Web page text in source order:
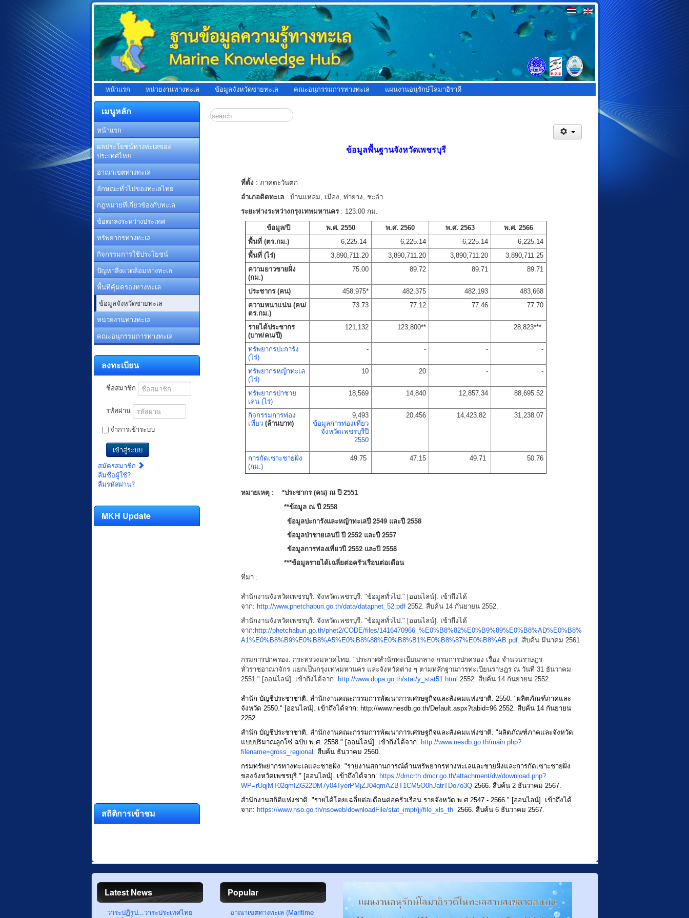
หน้าแรก หน่วยงานทางทะเล ข้อมูลจังหวัดชายทะเล คณะอนุกรรมการทางทะเล แผนงานอนุรักษ์โลมาอิรวดี
เมนูหลัก
หน้าแรก
ผลประโยชน์ทางทะเลของ
ประเทศไทย
อาณาเขตทางทะเล
ลักษณะทั่วไปของทะเลไทย
กฎหมายที่เกี่ยวข้องกับทะเล
ข้อตกลงระหว่างประเทศ
ทรัพยากรทางทะเล
กิจกรรมการใช้ประโยชน์
ปัญหาสิ่งแวดล้อมทางทะเล
พื้นที่คุ้มครองทางทะเล
ข้อมูลจังหวัดชายทะเล
หน่วยงานทางทะเล
คณะอนุกรรมการทางทะเล
ลงทะเบียน
ชื่อสมาชิก
รหัสผ่าน
จำการเข้าระบบ
เข้าสู่ระบบ
สมัครสมาชิก
ลืมชื่อผู้ใช้?
ลืมรหัสผ่าน?
MKH Update
สถิติการเข้าชม
ข้อมูลพื้นฐานจังหวัดเพชรบุรี
ที่ตั้ง : ภาคตะวันตก
อำเภอติดทะเล: บ้านแหลม, เมือง, ท่ายาง, ชะอำ
ระยะห่างระหว่างกรุงเทพมหานคร: 123.00 กม.
ข้อมูล/ปี พ.ศ. 2550 พ.ศ. 2560 พ.ศ. 2563
พ.ศ. 2566
พื้นที่ (ตร.กม.)
6,225.14 6,225.14 6,225.14
6,225.14
พื้นที่ (ไร่)
3,890,711.20 3,890,711.20 3,890,711.20
3,890,711.25
ความยาวชายฝั่ง
(กม.)
75.00 89.72 89.71 89.71
ประชากร (คน) 458,975* 482,375 482,193
483,668
ความหนาแน่น (คน/
ตร.กม.)
73.73 77.12 77.46 77.70
รายได้ประชากร
(บาท/คน/ปี)
121,132 123,800** 28,823***
ทรัพยากรปะการัง
(ไร่)
- - - -
ทรัพยากรหญ้าทะเล
(ไร่)
10 20 - -
ทรัพยากรป่าชาย
เลน (ไร่)
18,569 14,840 12,857.34 88,695.52
กิจกรรมการท่อง
เที่ยว (ล้านบาท)
9,493
ข้อมูลการท่องเที่ยว
จังหวัดเพชรบุรีปี
2550
20,456 14,423.82 31,238.07
การกัดเซาะชายฝั่ง
(กม.)
49.75 47.15 49.71 50.76
หมายเหตุ : *ประชากร (คน) ณ ปี 2551
**ข้อมูล ณ ปี 2558
ข้อมูลปะการังและหญ้าทะเลปี 2549 และปี 2558
ข้อมูลป่าชายเลนปี ปี 2552 และปี 2557
ข้อมูลการท่องเที่ยวปี 2552 และปี 2558
***ข้อมูลรายได้เฉลี่ยต่อครัวเรือนต่อเดือน
ที่มา :
สำนักงานจังหวัดเพชรบุรี. จังหวัดเพชรบุรี. "ข้อมูลทั่วไป." [ออนไลน์]. เข้าถึงได้
จาก: http://www.phetchaburi.go.th/data/dataphet_52.pdf2552. สืบค้น 14 กันยายน 2552.
สำนักงานจังหวัดเพชรบุรี. จังหวัดเพชรบุรี. "ข้อมูลทั่วไป." [ออนไลน์]. เข้าถึงได้
จาก: http://phetchaburi.go.th/phet2/CODE/files/1416470966_%E0%B8%82%E0%B9%89%E0%B8%AD%E0%B8%
A1%E0%B8%B9%E0%B8%A5%E0%B8%88%E0%B8%B1%E0%B8%87%E0%B8%AB.pdf. สืบค้น มีนาคม 2561
กรมการปกครอง. กระทรวงมหาดไทย. "ประกาศสำนักทะเบียนกลาง กรมการปกครอง เรื่อง จำนวนราษฎร
ทั่วราชอาณาจักร แยกเป็นกรุงเทพมหานคร และจังหวัดต่าง ๆ ตามหลักฐานการทะเบียนราษฎร ณ วันที่ 31 ธันวาคม
2551." [ออนไลน์]. เข้าถึงได้จาก: http://www.dopa.go.th/stat/y_stat51.html 2552. สืบค้น 14 กันยายน 2552.
สำนัก บัญชีประชาชาติ. สำนักงานคณะกรรมการพัฒนาการเศรษฐกิจและสังคมแห่งชาติ. 2550. "ผลิตภัณฑ์ภาคและ
จังหวัด 2550." [ออนไลน์]. เข้าถึงได้จาก: http://www.nesdb.go.th/Default.aspx?tabid=962552. สืบค้น 14 กันยายน
2252.
สำนัก บัญชีประชาชาติ. สำนักงานคณะกรรมการพัฒนาการเศรษฐกิจและสังคมแห่งชาติ. "ผลิตภัณฑ์ภาคและจังหวัด
แบบปริมาณลูกโซ่ ฉบับ พ.ศ. 2558." [ออนไลน์]. เข้าถึงได้จาก: http://www.nesdb.go.th/main.php?
filename=gross_regional . สืบค้น ธันวาคม 2560.
กรมทรัพยากรทางทะเลและชายฝั่ง. "รายงานสถานการณ์ด้านทรัพยากรทางทะเลและชายฝั่งและการกัดเซาะชายฝั่ง
ของจังหวัดเพชรบุรี." [ออนไลน์]. เข้าถึงได้จาก: https://dmcrth.dmcr.go.th/attachment/dw/download.php?
WP=rUqjMT02qmIZG22DM7y04TyerPMjZJ04qmAZBT1CM5O0hJatrTDo7o3Q2566. สืบค้น 2 ธันวาคม 2567.
สำนักงานสถิติแห่งชาติ. "รายได้โดยเฉลี่ยต่อเดือนต่อครัวเรือน รายจังหวัด พ.ศ.2547 - 2566." [ออนไลน์]. เข้าถึงได้
จาก: https://www.nso.go.th/nsoweb/downloadFile/stat_impt/jj/file_xls_th2566. สืบค้น 6 ธันวาคม 2567.
Latest News
วาระปฏิรูป...วาระประเทศไทย
Popular
อาณาเขตทางทะเล (Maritime